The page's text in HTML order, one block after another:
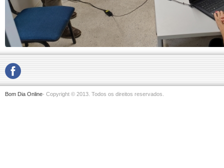
Bom Dia Online- Copyright © 2013. Todos os direitos reservados.